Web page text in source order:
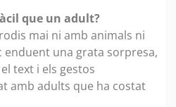
que un adult?
mai ni amb animals ni
enduent una grata sorpresa,
text i els gestos
amb adults que ha costat